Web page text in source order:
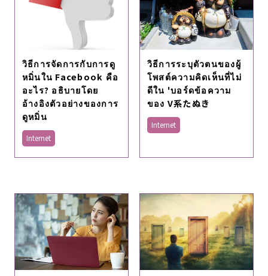
วิธีการจัดการกับการดู
หมิ่นใน Facebook คือ
อะไร? อธิบายโดย
อ้างอิงตัวอย่างของการ
ดูหมิ่น
Internet
วิธีการระบุตัวตนของผู้
โพสต์ความคิดเห็นที่ไม่
ดีใน 'บอร์ดข้อความ
ของ V系たぬき
Internet